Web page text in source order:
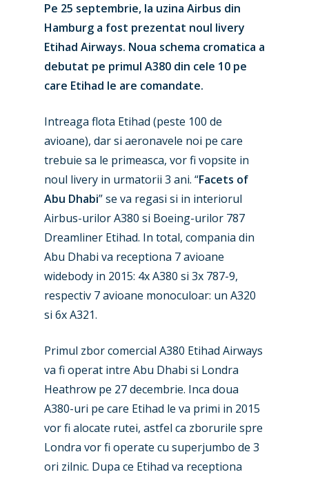
Pe 25 septembrie, la uzina Airbus din
Hamburg a fost prezentat noul livery
Etihad Airways. Noua schema cromatica a
debutat pe primul A380 din cele 10 pe
care Etihad le are comandate.
Intreaga flota Etihad (peste 100 de
avioane), dar si aeronavele noi pe care
trebuie sa le primeasca, vor fi vopsite in
noul livery in urmatorii 3 ani. “Facets of
Abu Dhabi” se va regasi si in interiorul
Airbus-urilor A380 si Boeing-urilor 787
Dreamliner Etihad. In total, compania din
Abu Dhabi va receptiona 7 avioane
widebody in 2015: 4x A380 si 3x 787-9,
respectiv 7 avioane monoculoar: un A320
si 6x A321.
Primul zbor comercial A380 Etihad Airways
va fi operat intre Abu Dhabi si Londra
Heathrow pe 27 decembrie. Inca doua
A380-uri pe care Etihad le va primi in 2015
vor fi alocate rutei, astfel ca zborurile spre
Londra vor fi operate cu superjumbo de 3
ori zilnic. Dupa ce Etihad va receptiona